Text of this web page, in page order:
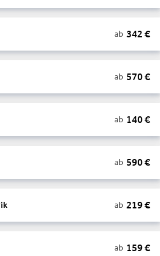
ab 342 €
ab 570€
ab 140€
ab 590€
ab 219€
ab 159€